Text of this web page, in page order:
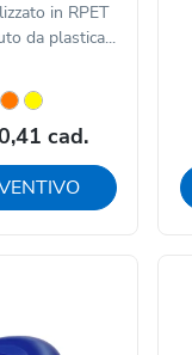
in RPET
da plastica...
cad.